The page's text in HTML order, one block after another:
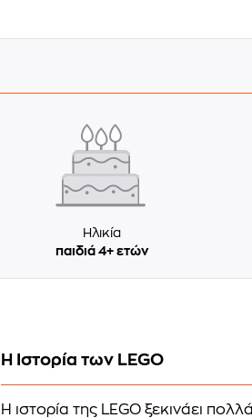
Ηλικία
παιδιά 4+ ετών
Η Ιστορία των LEGO
Η ιστορία της LEGO ξεκινάει